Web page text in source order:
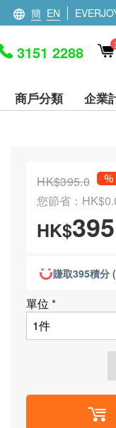
簡 EN
3151 2288 1
商戶分類 企業
HK$395.0 %
您節省：
HK$
賺取395積分
單位*